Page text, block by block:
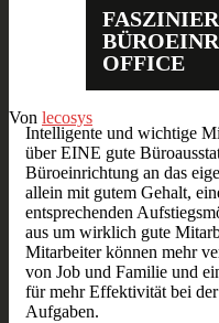
OFFICE
Von lecosys
Intelligente und wichtige
über EINE gute
Büroeinrichtung an das
allein mit gutem Gehalt,
entsprechenden
aus um wirklich gute
Mitarbeiter können mehr
von Job und Familie und
für mehr Effektivität bei
Aufgaben.